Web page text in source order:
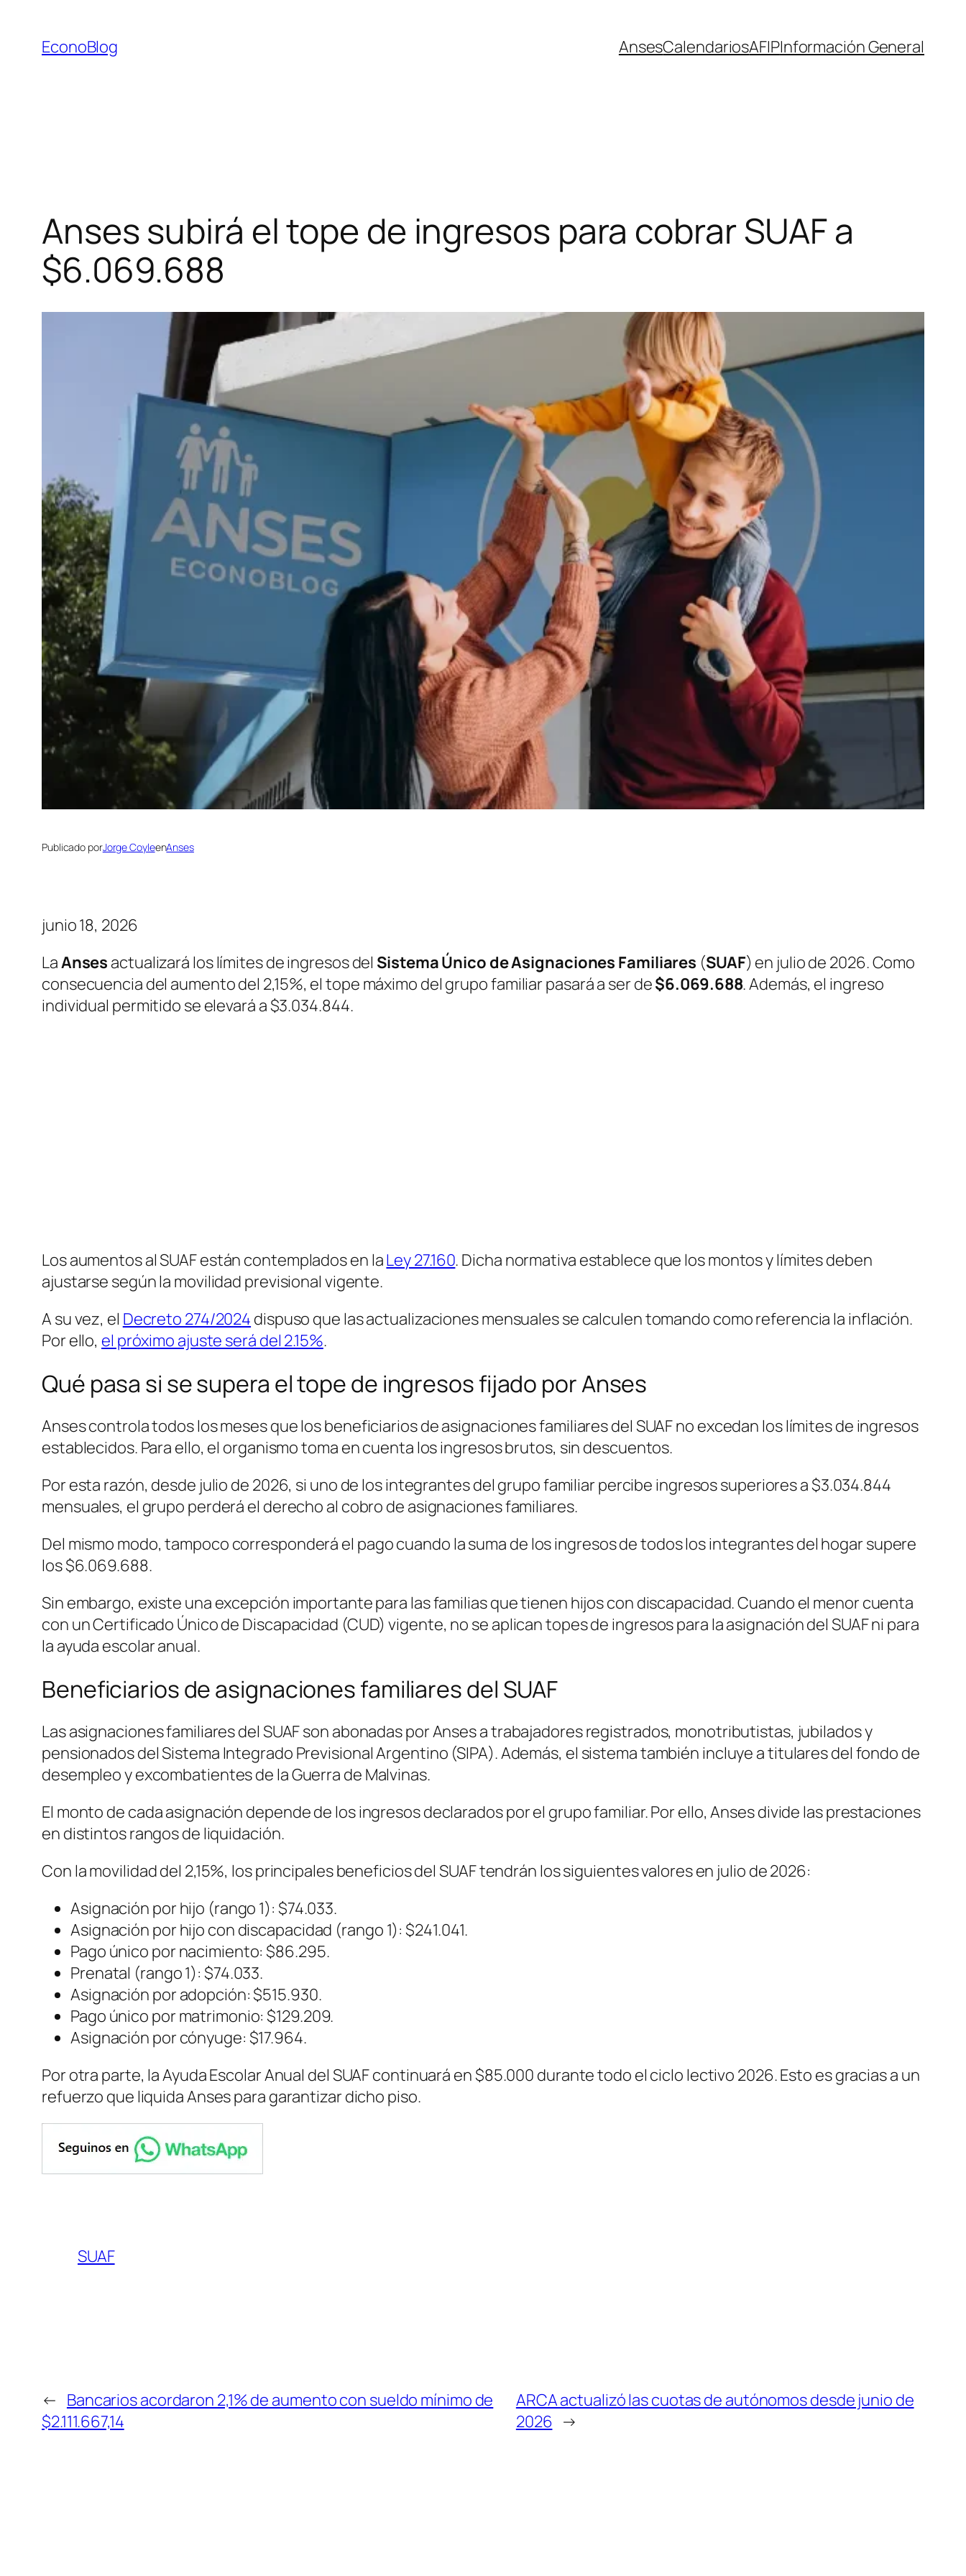
contenido
EconoBlog AnsesCalendariosAFIPInformación General
Anses subirá el tope de ingresos para cobrar SUAF a
$6.069.688
Publicado porJorge CoyleenAnses
junio 18, 2026
LaAnses actualizará los límites de ingresos del Sistema Único de Asignaciones Familiares (SUAF) en julio de 2026. Como
consecuencia del aumento del 2,15%, el tope máximo del grupo familiar pasará a ser de$6.069.688. Además, el ingreso
individual permitido se elevará a $3.034.844.
Los aumentos al SUAF están contemplados en laLey 27.160. Dicha normativa establece que los montos y límites deben
ajustarse según la movilidad previsional vigente.
A su vez, el Decreto 274/2024 dispuso que las actualizaciones mensuales se calculen tomando como referencia la inflación.
Por ello, el próximo ajuste será del 2.15%.
Qué pasa si se supera el tope de ingresos fijado por Anses
Anses controla todos los meses que los beneficiarios de asignaciones familiares del SUAF no excedan los límites de ingresos
establecidos. Para ello, el organismo toma en cuenta los ingresos brutos, sin descuentos.
Por esta razón, desde julio de 2026, si uno de los integrantes del grupo familiar percibe ingresos superiores a $3.034.844
mensuales, el grupo perderá el derecho al cobro de asignaciones familiares.
Del mismo modo, tampoco corresponderá el pago cuando la suma de los ingresos de todos los integrantes del hogar supere
los $6.069.688.
Sin embargo, existe una excepción importante para las familias que tienen hijos con discapacidad. Cuando el menor cuenta
con un Certificado Único de Discapacidad (CUD) vigente, no se aplican topes de ingresos para la asignación del SUAF ni para
la ayuda escolar anual.
Beneficiarios de asignaciones familiares del SUAF
Las asignaciones familiares del SUAF son abonadas por Anses a trabajadores registrados, monotributistas, jubilados y
pensionados del Sistema Integrado Previsional Argentino (SIPA). Además, el sistema también incluye a titulares del fondo de
desempleo y excombatientes de la Guerra de Malvinas.
El monto de cada asignación depende de los ingresos declarados por el grupo familiar. Por ello, Anses divide las prestaciones
en distintos rangos de liquidación.
Con la movilidad del 2,15%, los principales beneficios del SUAF tendrán los siguientes valores en julio de 2026:
Asignación por hijo (rango 1): $74.033.
Asignación por hijo con discapacidad (rango 1): $241.041.
Pago único por nacimiento: $86.295.
Prenatal (rango 1): $74.033.
Asignación por adopción: $515.930.
Pago único por matrimonio: $129.209.
Asignación por cónyuge: $17.964.
Por otra parte, la Ayuda Escolar Anual del SUAF continuará en $85.000 durante todo el ciclo lectivo 2026. Esto es gracias a un
refuerzo que liquida Anses para garantizar dicho piso.
SUAF
← Bancarios acordaron 2,1% de aumento con sueldo mínimo de
$2.111.667,14
ARCA actualizó las cuotas de autónomos desde junio de
2026 →